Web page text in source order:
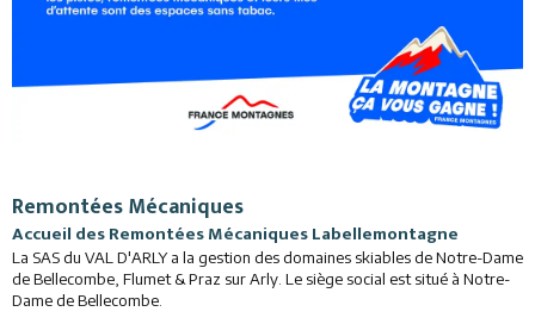
Remontées Mécaniques
Accueil des Remontées Mécaniques Labellemontagne
La SAS du VAL D'ARLY a la gestion des domaines skiables de Notre-Dame
de Bellecombe, Flumet & Praz sur Arly. Le siège social est situé à Notre-
Dame de Bellecombe.